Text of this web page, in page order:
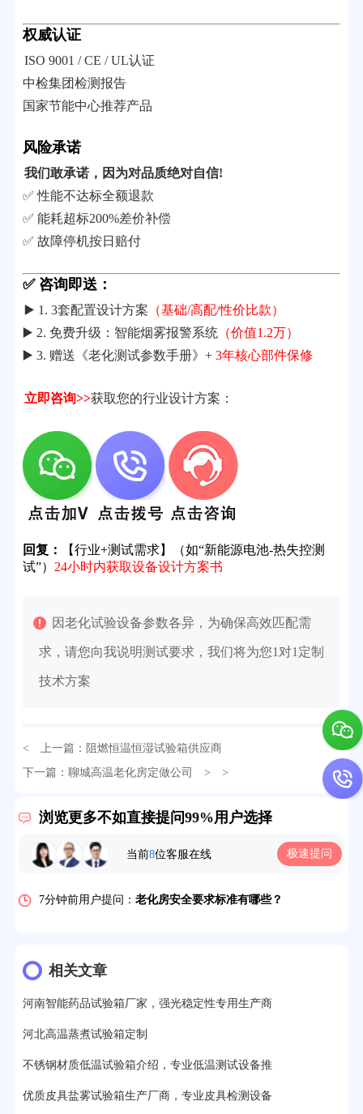
权威认证
ISO 9001 / CE / UL认证
中检集团检测报告
国家节能中心推荐产品
风险承诺
我们敢承诺，因为对品质绝对自信!
✅ 性能不达标全额退款
✅ 能耗超标200%差价补偿
✅ 故障停机按日赔付
✅ 咨询即送：
▶️ 1. 3套配置设计方案 （基础/高配/性价比款）
▶️ 2. 免费升级：智能烟雾报警系统（价值1.2万）
▶️ 3. 赠送《老化测试参数手册》+ 3年核心部件保修
立即咨询>>获取您的行业设计方案：
回复：
【行业+测试需求】（如“新能源电池-热失控测
试”） 24小时内获取设备设计方案书
因老化试验设备参数各异，为确保高效匹配需
求，请您向我说明测试要求，我们将为您1对1定制
技术方案
< 上一篇： 阻燃恒温恒湿试验箱供应商
下一篇： 聊城高温老化房定做公司 > >
浏览更多不如直接提问99%用户选择
当前8位客服在线 极速提问
2分钟前用户提问：大型高温老化房价格多少钱？
5分钟前用户提问：高温恒温试验箱待机温度多少？
相关文章
河南智能药品试验箱厂家，强光稳定性专用生产商
河北高温蒸煮试验箱定制
不锈钢材质低温试验箱介绍，专业低温测试设备推
优质皮具盐雾试验箱生产厂商，专业皮具检测设备